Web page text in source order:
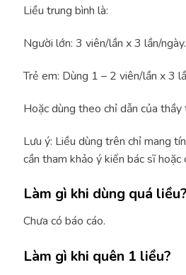
Liều trung bình là:
Người lớn: 3 viên/lần x 3 lần/ngày.
Trẻ em: Dùng 1 – 2 viên/lần x 3
Hoặc dùng theo chỉ dẫn của thầy
Lưu ý: Liều dùng trên chỉ mang
cần tham khảo ý kiến bác sĩ hoặc
Làm gì khi dùng quá liều?
Chưa có báo cáo.
Làm gì khi quên 1 liều?